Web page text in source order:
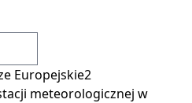
meteorologicznej w